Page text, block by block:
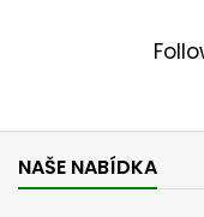
NAŠE NABÍDKA